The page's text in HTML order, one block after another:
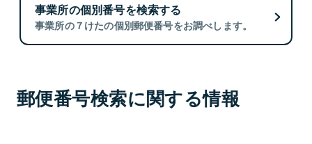
事業所の個別番号を検索する
事業所の７けたの個別郵便番号をお調べします。
郵便番号検索に関する情報